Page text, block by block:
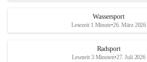
Anhang VBl. EU Nr. 18
1 Seite•1,4 MB
VBl. EU Nr. 18_2026
Wassersport
Lesezeit 1 Minute•26. März 2026
Radsport
Lesezeit 3 Minuten•27. Juli 2026